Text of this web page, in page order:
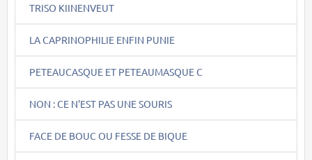
TRISO KIINENVEUT
LA CAPRINOPHILIE ENFIN PUNIE
PETEAUCASQUE ET PETEAUMASQUE C
NON : CE N'EST PAS UNE SOURIS
FACE DE BOUC OU FESSE DE BIQUE